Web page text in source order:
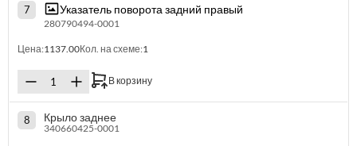
7 Указатель поворота задний правый
280790494-0001
Цена:1137.00Кол. на схеме:1
В корзину
8 Крыло заднее
340660425-0001